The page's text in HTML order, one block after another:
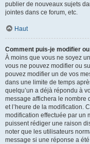
publier de nouveaux sujets
jointes dans ce forum, etc.
Haut
Comment puis-je modifier
À moins que vous ne soyez
vous ne pouvez modifier ou
pouvez modifier un de vos
dans une limite de temps
quelqu’un a déjà répondu à
message affichera le nombre
et l’heure de la modification.
modification effectuée par un
puissent rédiger une raison
noter que les utilisateurs
message si une réponse a